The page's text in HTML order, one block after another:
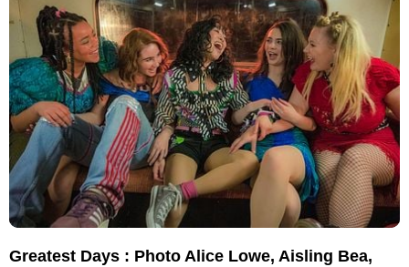
Greatest Days : Photo Alice Lowe, Aisling Bea,